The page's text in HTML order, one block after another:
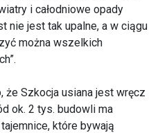
i całodniowe opady
nie jest tak upalne, a w ciągu
można wszelkich
że Szkocja usiana jest wręcz
ok. 2 tys. budowli ma
które bywają